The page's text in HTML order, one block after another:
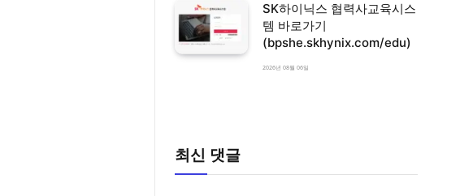
SK하이닉스 협력사교육시스
템 바로가기
(bpshe.skhynix.com/edu)
2026년 08월 06일
최신 댓글